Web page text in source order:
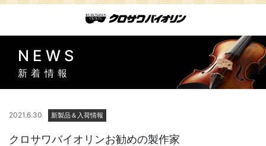
NEWS
新着情報
2021.6.30 新製品＆入荷情報
クロサワバイオリンお勧めの製作家